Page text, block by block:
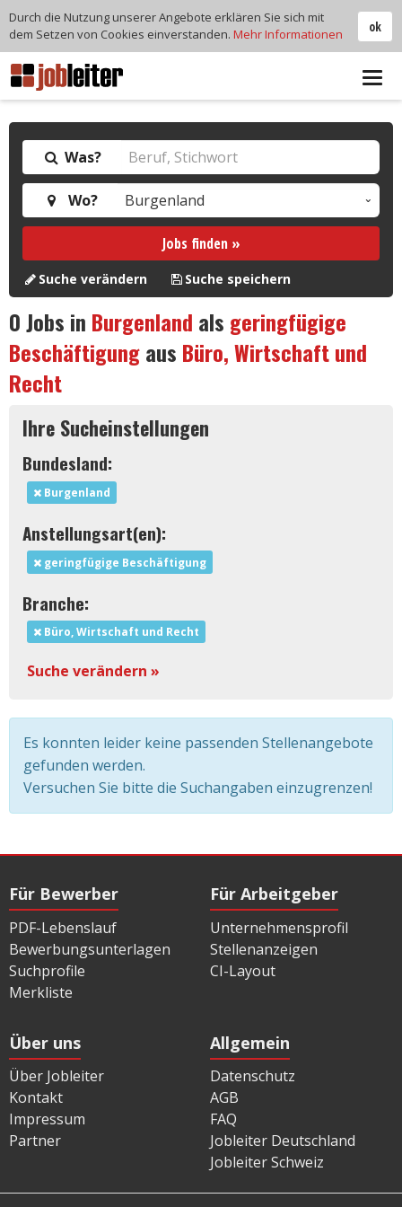
Was?
Wo?
Jobs finden »
Suche verändern Suche speichern
0Jobs in Burgenland als geringfügige
Beschäftigungaus Büro, Wirtschaft und
Recht
Ihre Sucheinstellungen
Bundesland:
Burgenland
Anstellungsart(en):
geringfügige Beschäftigung
Branche:
Büro, Wirtschaft und Recht
Suche verändern »
Es konnten leider keine passenden Stellenangebote
gefunden werden.
Versuchen Sie bitte die Suchangaben einzugrenzen!
Für Bewerber
PDF-Lebenslauf
Bewerbungsunterlagen
Suchprofile
Merkliste
Für Arbeitgeber
Unternehmensprofil
Stellenanzeigen
CI-Layout
Über uns
Über Jobleiter
Kontakt
Impressum
Partner
Allgemein
Datenschutz
AGB
FAQ
Jobleiter Deutschland
Jobleiter Schweiz
ok
Durch die Nutzung unserer Angebote erklären Sie sich mit
dem Setzen von Cookies einverstanden. Mehr Informationen